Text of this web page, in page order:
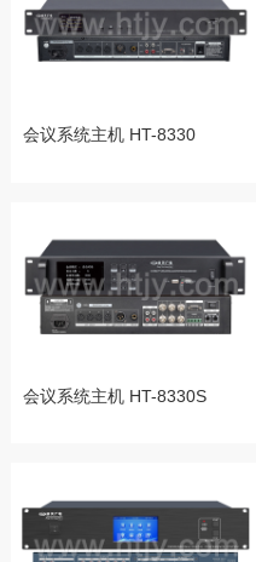
会议系统主机 HT-8330
会议系统主机 HT-8330S